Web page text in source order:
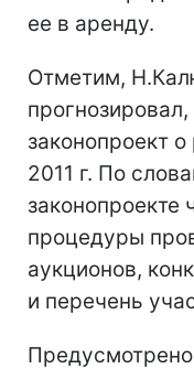
ее в аренду.
Отметим,
законопроект
2011 г. По
законопроекте
процедуры
аукционов,
и перечень